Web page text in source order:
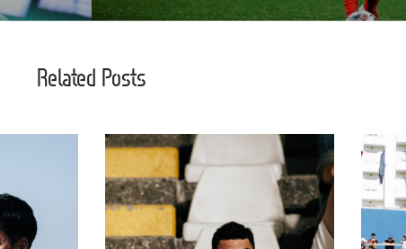
Related Posts